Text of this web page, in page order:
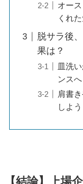
オー
くれ
脱サラ後
果は？
皿洗
ンスへ
肩書
しよう